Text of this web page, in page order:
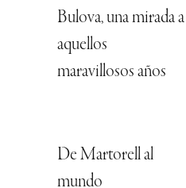
Bulova, una mirada a
aquellos
maravillosos años
De Martorell al
mundo